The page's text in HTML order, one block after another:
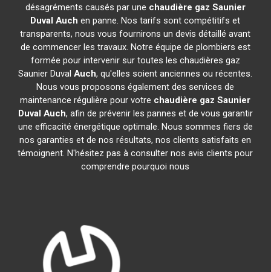
désagréments causés par une chaudière gaz Saunier
Duval Auch en panne. Nos tarifs sont compétitifs et
transparents, nous vous fournirons un devis détaillé avant
de commencer les travaux. Notre équipe de plombiers est
formée pour intervenir sur toutes les chaudières gaz
Saunier DuvalAuch, qu'elles soient anciennes ou récentes.
Nous vous proposons également des services de
maintenance régulière pour votre chaudière gaz Saunier
Duval Auch, afin de prévenir les pannes et de vous garantir
une efficacité énergétique optimale. Nous sommes fiers de
nos garanties et de nos résultats, nos clients satisfaits en
témoignent. N'hésitez pas à consulter nos avis clients pour
comprendre pourquoi nous